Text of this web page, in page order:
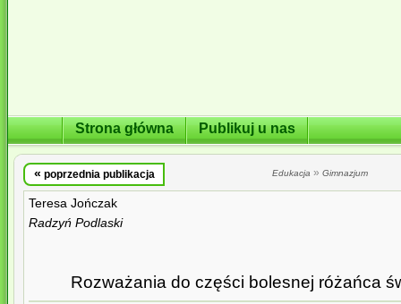
Strona główna Publikuj u nas
« poprzednia publikacja Edukacja » Gimnazjum
Teresa Jończak
Radzyń Podlaski
Rozważania do części bolesnej różańca